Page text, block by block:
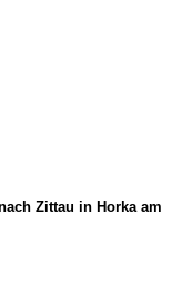
Zittau in Horka am